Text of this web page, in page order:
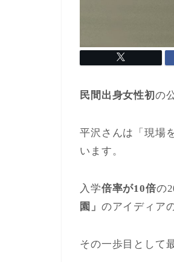
民間出身女性初の
平沢さんは「現場
います。
入学倍率が10倍の
園」 のアイディア
その一歩目として